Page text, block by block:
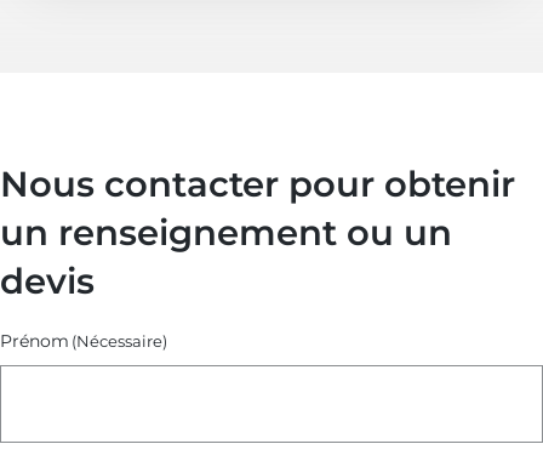
garantie
Nous contacter pour obtenir
un renseignement ou un
devis
Prénom (Nécessaire)